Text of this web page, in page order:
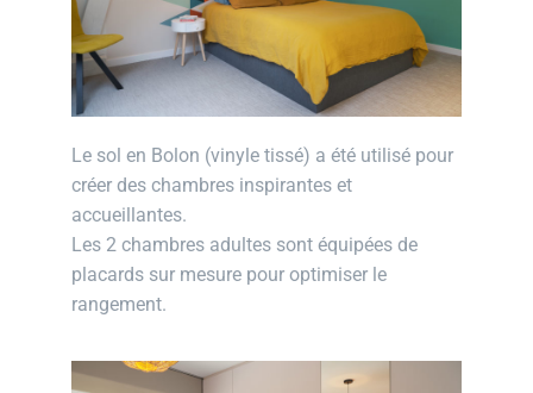
Le sol en Bolon (vinyle tissé) a été utilisé pour
créer des chambres inspirantes et
accueillantes.
Les 2 chambres adultes sont équipées de
placards sur mesure pour optimiser le
rangement.